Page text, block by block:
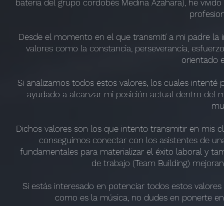
bateria del grupo cordobés Medina Azahara), he
Desde el momento en el que transmití a mi padre
valores como la constancia, perseverancia,
orientado
Si analizamos todos estos valores, los cuales
ayudado a alcanzar mi posición actual dentro del
Dichos valores son los que intento transmitir en mis
conseguimos conectar con los asistentes de
fundamentales para materializar el éxito laboral y
de trabajo (Team Building)
Si estás interesado en potenciar todos estos
como es la música, no dudes en ponerte